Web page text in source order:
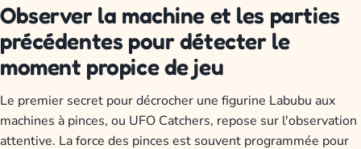
Observer la machine et les parties
précédentes pour détecter le
moment propice de jeu
Le premier secret pour décrocher une figurine Labubu aux
machines à pinces, ou UFO Catchers, repose sur l'observation
attentive. La force des pinces est souvent programmée pour